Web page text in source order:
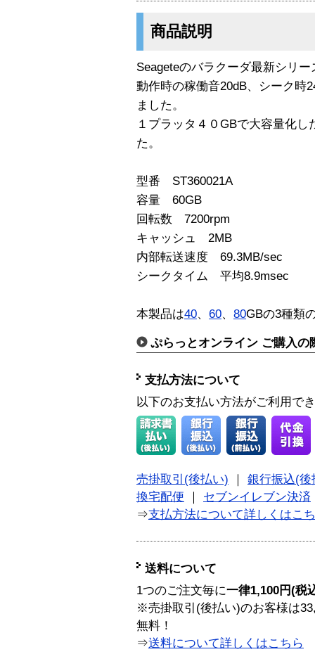
商品説明
Seageteのバラクーダ最新シリ
動作時の稼働音20dB、シーク時
ました。
１プラッタ４０GBで大容量化
た。
型番 ST360021A
容量 60GB
回転数 7200rpm
キャッシュ 2MB
内部転送速度 69.3MB/sec
シークタイム 平均8.9msec
本製品は40、 60、 80GBの3種類
ぷらっとオンライン ご購入の
支払方法について
以下のお支払い方法がご利用で
売掛取引(後払い)
銀行振込(後
換宅配便
セブンイレブン決済
⇒支払方法について詳しくはこ
送料について
1つのご注文毎に一律1,100円(税
※売掛取引(後払い)のお客様は
無料！
⇒送料について詳しくはこちら